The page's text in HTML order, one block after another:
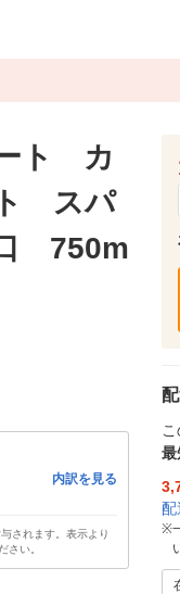
ト カ
スパ
750m
内訳を見る
されます。表示より
さい。
最
配
※